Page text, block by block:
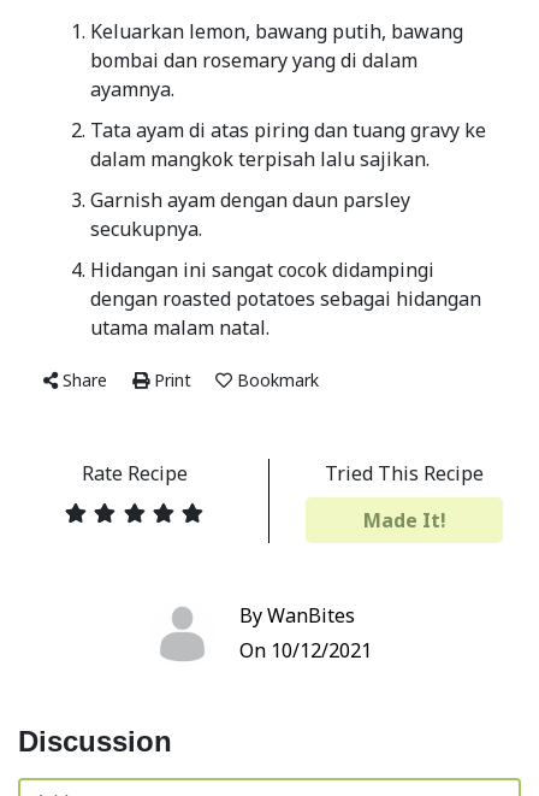
Keluarkan lemon, bawang putih, bawang
bombai dan rosemary yang di dalam
ayamnya.
Tata ayam di atas piring dan tuang gravy ke
dalam mangkok terpisah lalu sajikan.
Garnish ayam dengan daun parsley
secukupnya.
Hidangan ini sangat cocok didampingi
dengan roasted potatoes sebagai hidangan
utama malam natal.
Share Print Bookmark
Rate Recipe
Tried This Recipe
Made It!
By WanBites
On 10/12/2021
Discussion